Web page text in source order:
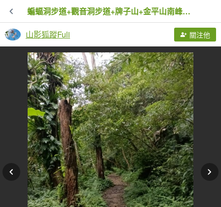
蝙蝠洞步道+觀音洞步道+牌子山+金平山南峰+金牌山+觀音洞步道(金牌逆縱走)
山影狐蹤Fuli 關注他